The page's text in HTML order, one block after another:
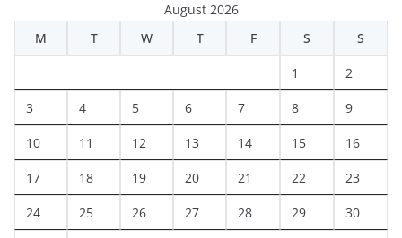
August 2026
M
T W T F S S
1 2
3 4 5 6 7 8 9
10 11 12 13 14 15 16
17 18 19 20 21 22 23
24 25 26 27 28 29 30